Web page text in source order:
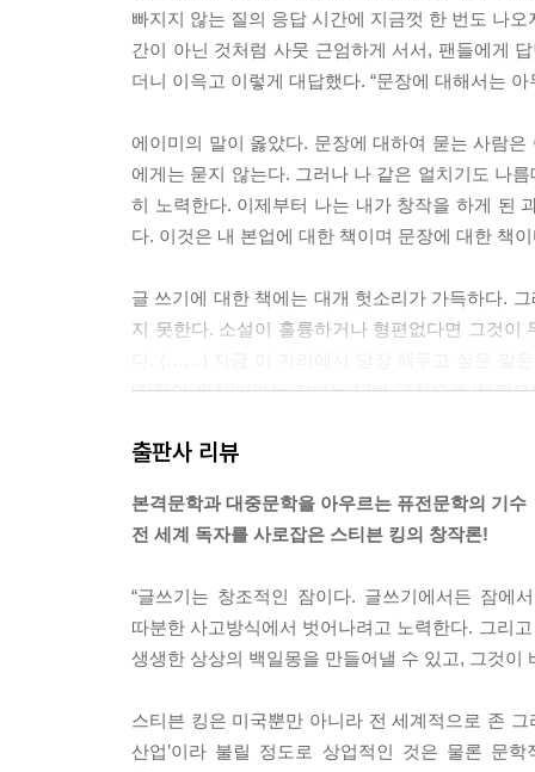
빠지지 않는 질의 응답 시간에 지금껏 한 번도 나
간이 아닌 것처럼 사뭇 근엄하게 서서, 팬들에게
더니 이윽고 이렇게 대답했다. “문장에 대해서는
에이미의 말이 옳았다. 문장에 대하여 묻는 사람
에게는 묻지 않는다. 그러나 나 같은 얼치기도 나
히 노력한다. 이제부터 나는 내가 창작을 하게 된
다. 이것은 내 본업에 대한 책이며 문장에 대한 책
글 쓰기에 대한 책에는 대개 헛소리가 가득하다.
지 못한다. 소설이 훌륭하거나 형편없다면 그것
‘작문의 원칙’이라는 장에는 17번 규칙으로 ‘불
들였다. 그렇다고 자서전은 아니다. 일종의 이력
적어도 조금씩은 문필가나 소설가의 재능을 갖고
뮤즈는 분명히 존재하지만 그가 여러분의 집필실
일은 절대로 없다. 뮤즈는 땅에서 지낸다. 그는 지
---「창작론」중에서
출판사 리뷰
본격문학과 대중문학을 아우르는 퓨전문학의 기수
전 세계 독자를 사로잡은 스티븐 킹의 창작론!
“글쓰기는 창조적인 잠이다. 글쓰기에서든 잠에
따분한 사고방식에서 벗어나려고 노력한다. 그리
생생한 상상의 백일몽을 만들어낼 수 있고, 그것이
스티븐 킹은 미국뿐만 아니라 전 세계적으로 존
산업’이라 불릴 정도로 상업적인 것은 물론 문